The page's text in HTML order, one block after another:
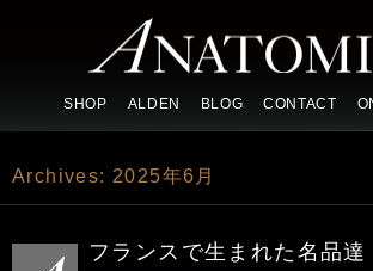
SHOP ALDEN BLOG CONTACT
Archives: 2025年6月
フランスで生まれた名品達